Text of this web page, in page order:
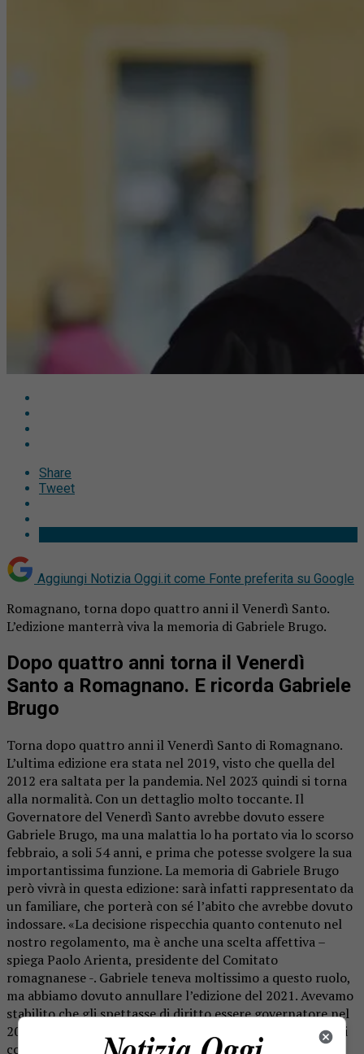
Share
Tweet
Aggiungi Notizia Oggi.it come Fonte preferita su Google
Romagnano, torna dopo quattro anni il Venerdì Santo.
L’edizione manterrà viva la memoria di Gabriele Brugo.
Dopo quattro anni torna il Venerdì
Santo a Romagnano. E ricorda Gabriele
Brugo
Torna dopo quattro anni il Venerdì Santo di Romagnano.
L’ultima edizione era stata nel 2019, visto che quella del
2012 era saltata per la pandemia. Nel 2023 quindi si torna
alla normalità. Con un dettaglio molto toccante. Il
Governatore del Venerdì Santo avrebbe dovuto essere
Gabriele Brugo, ma una malattia lo ha portato via lo scorso
febbraio, a soli 54 anni, e prima che potesse svolgere la sua
importantissima funzione. La memoria di Gabriele Brugo
però vivrà in questa edizione: sarà infatti rappresentato da
un familiare, che porterà con sé l’abito che avrebbe dovuto
indossare. «La decisione rispecchia quanto contenuto nel
nostro regolamento, ma è anche una scelta affettiva –
spiega Paolo Arienta, presidente del Comitato
romagnanese -. Gabriele teneva moltissimo a questo ruolo,
ma abbiamo dovuto annullare l’edizione del 2021. Avevamo
stabilito che gli spettasse di diritto essere governatore nel
2023, ma anche in questo caso il destino gli ha impedito di
compiere il suo incarico, e allora abbiamo deciso di non